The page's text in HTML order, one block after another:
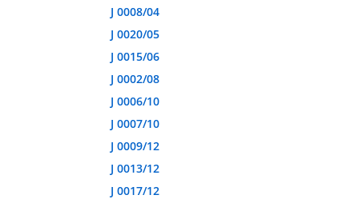
J 0008/04
J 0020/05
J 0015/06
J 0002/08
J 0006/10
J 0007/10
J 0009/12
J 0013/12
J 0017/12